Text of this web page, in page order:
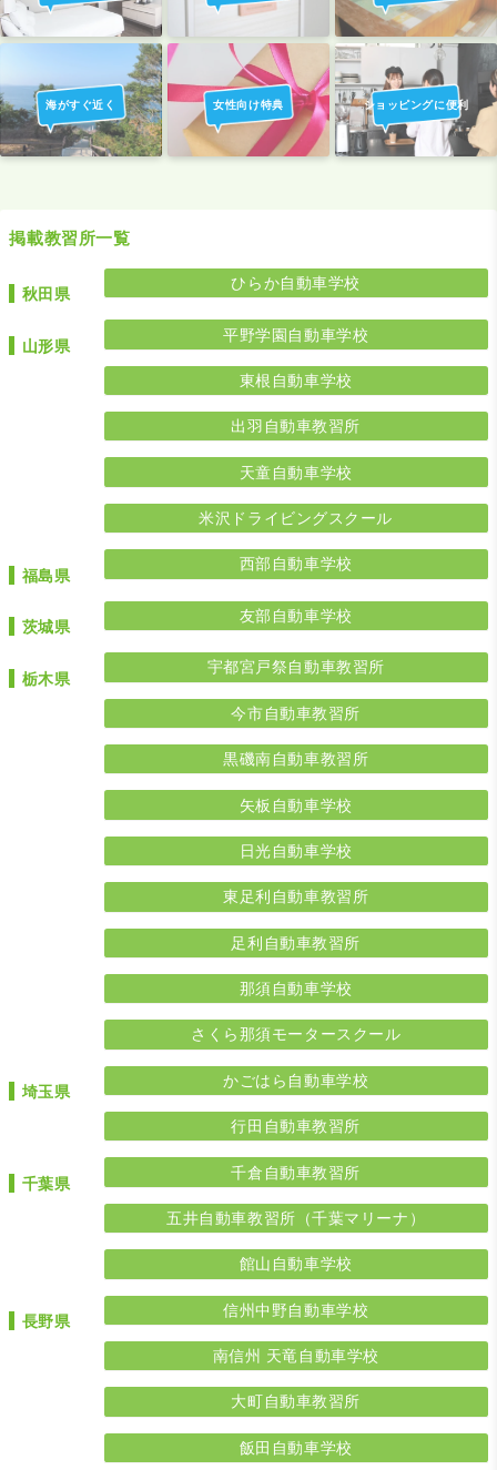
海がすぐ近く 女性向け特典 ショッピングに便利
掲載教習所一覧
秋田県
ひらか自動車学校
山形県
平野学園自動車学校
東根自動車学校
出羽自動車教習所
天童自動車学校
米沢ドライビングスクール
福島県
西部自動車学校
茨城県
友部自動車学校
栃木県
宇都宮戸祭自動車教習所
今市自動車教習所
黒磯南自動車教習所
矢板自動車学校
日光自動車学校
東足利自動車教習所
足利自動車教習所
那須自動車学校
さくら那須モータースクール
埼玉県
かごはら自動車学校
行田自動車教習所
千葉県
千倉自動車教習所
五井自動車教習所（千葉マリーナ）
館山自動車学校
長野県
信州中野自動車学校
南信州 天竜自動車学校
大町自動車教習所
飯田自動車学校